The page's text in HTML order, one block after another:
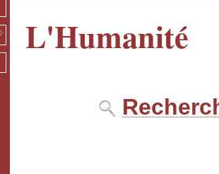
L'Humanité